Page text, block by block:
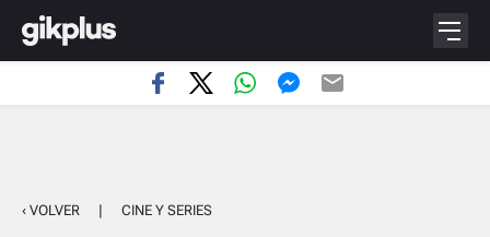
‹ VOLVER | CINE Y SERIES